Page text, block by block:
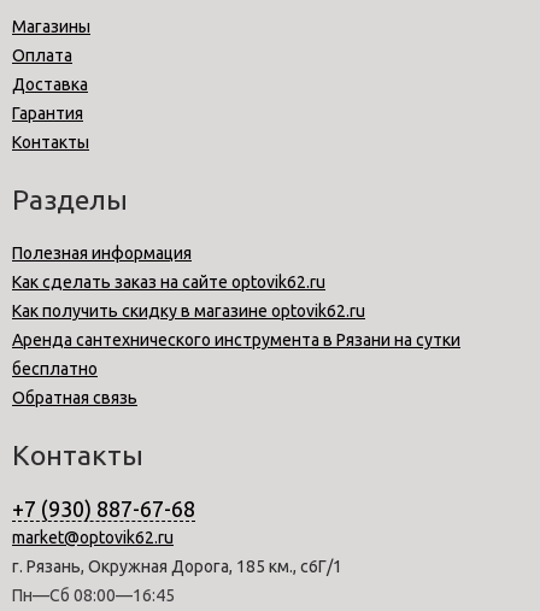
Магазины
Оплата
Доставка
Гарантия
Контакты
Разделы
Полезная информация
Как сделать заказ на сайте optovik62.ru
Как получить скидку в магазине optovik62.ru
Аренда сантехнического инструмента в Рязани на сутки
бесплатно
Обратная связь
Контакты
+7 (930) 887-67-68
market@optovik62.ru
г. Рязань, Окружная Дорога, 185 км., с6Г/1
Пн—Сб 08:00—16:45